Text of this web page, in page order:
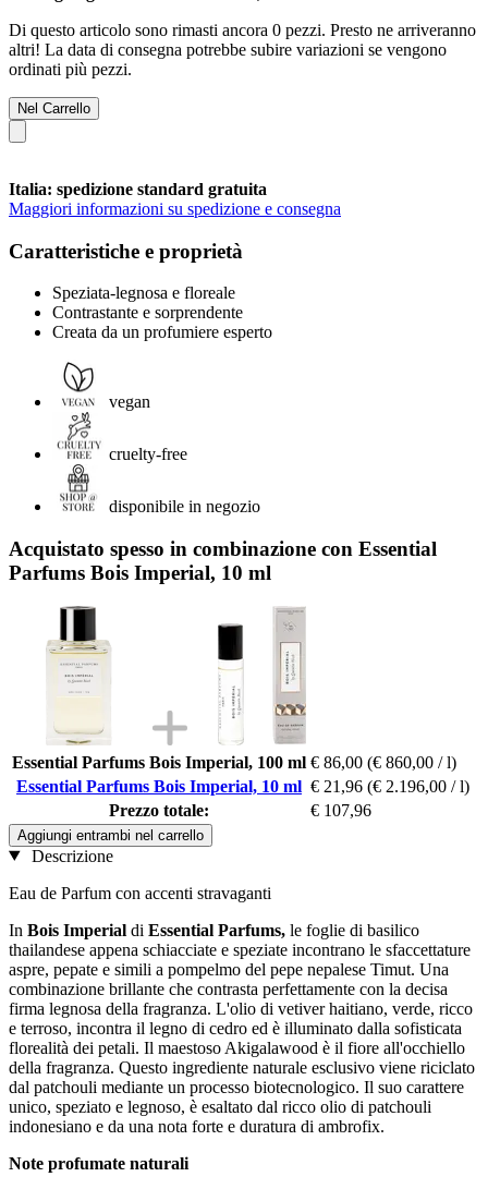
Di questo articolo sono rimasti ancora 0 pezzi. Presto ne arriveranno
altri! La data di consegna potrebbe subire variazioni se vengono
ordinati più pezzi.
Nel Carrello
Italia: spedizione standard gratuita
Maggiori informazioni su spedizione e consegna
Caratteristiche e proprietà
Speziata-legnosa e floreale
Contrastante e sorprendente
Creata da un profumiere esperto
vegan
cruelty-free
disponibile in negozio
Acquistato spesso in combinazione con Essential
Parfums Bois Imperial, 10 ml
Essential Parfums Bois Imperial, 100 ml € 86,00 (€ 860,00 / l)
Essential Parfums Bois Imperial, 10 ml € 21,96 (€ 2.196,00 / l)
Prezzo totale:
€ 107,96
Aggiungi entrambi nel carrello
Descrizione
Eau de Parfum con accenti stravaganti
In Bois Imperial di Essential Parfums, le foglie di basilico
thailandese appena schiacciate e speziate incontrano le sfaccettature
aspre, pepate e simili a pompelmo del pepe nepalese Timut. Una
combinazione brillante che contrasta perfettamente con la decisa
firma legnosa della fragranza. L'olio di vetiver haitiano, verde, ricco
e terroso, incontra il legno di cedro ed è illuminato dalla sofisticata
florealità dei petali. Il maestoso Akigalawood è il fiore all'occhiello
della fragranza. Questo ingrediente naturale esclusivo viene riciclato
dal patchouli mediante un processo biotecnologico. Il suo carattere
unico, speziato e legnoso, è esaltato dal ricco olio di patchouli
indonesiano e da una nota forte e duratura di ambrofix.
Note profumate naturali